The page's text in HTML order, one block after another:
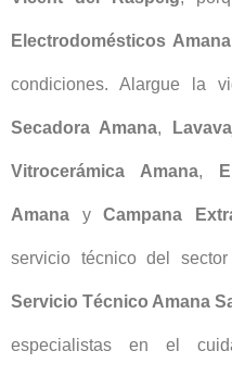
Electrodomésticos Amana
condiciones. Alargue la
Secadora Amana,
Vitrocerámica Amana,
Amana yCampana
servicio técnico del
Servicio Técnico Amana
especialistas en el